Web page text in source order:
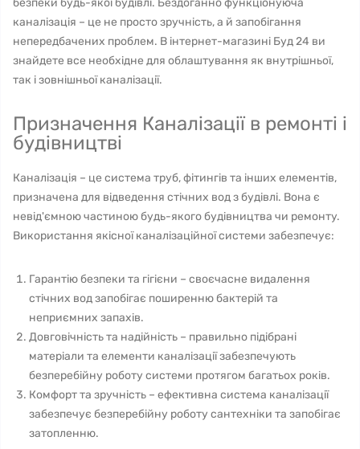
безпеки будь-якої будівлі. Бездоганно функціонуюча
каналізація – це не просто зручність, а й запобігання
непередбачених проблем. В інтернет-магазині Буд 24 ви
знайдете все необхідне для облаштування як внутрішньої,
так і зовнішньої каналізації.
Призначення Каналізації в ремонті і
будівництві
Каналізація – це система труб, фітингів та інших елементів,
призначена для відведення стічних вод з будівлі. Вона є
невід'ємною частиною будь-якого будівництва чи ремонту.
Використання якісної каналізаційної системи забезпечує:
Гарантію безпеки та гігієни – своєчасне видалення
стічних вод запобігає поширенню бактерій та
неприємних запахів.
Довговічність та надійність – правильно підібрані
матеріали та елементи каналізації забезпечують
безперебійну роботу системи протягом багатьох років.
Комфорт та зручність – ефективна система каналізації
забезпечує безперебійну роботу сантехніки та запобігає
затопленню.